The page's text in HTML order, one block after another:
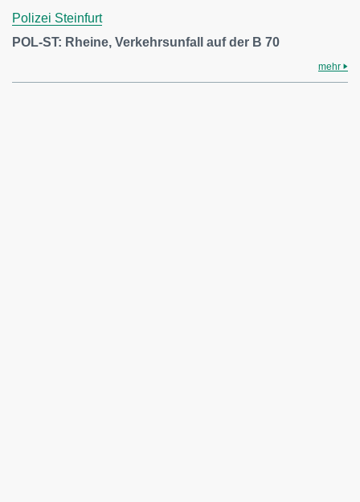
Polizei Steinfurt
POL-ST: Rheine, Verkehrsunfall auf der B 70
mehr